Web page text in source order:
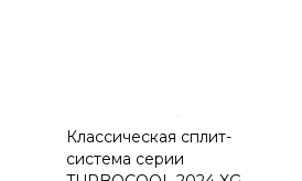
Классическая сплит-
система серии